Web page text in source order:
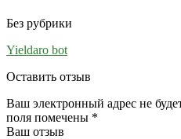
Без рубрики
Yieldaro bot
Оставить отзыв
Ваш электронный адрес не
поля помечены *
Ваш отзыв